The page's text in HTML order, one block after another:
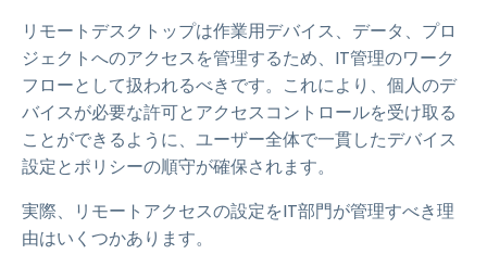
リモートデスクトップは作業用デバイス、データ、プロ
ジェクトへのアクセスを管理するため、IT管理のワーク
フローとして扱われるべきです。これにより、個人のデ
バイスが必要な許可とアクセスコントロールを受け取る
ことができるように、ユーザー全体で一貫したデバイス
設定とポリシーの順守が確保されます。
実際、リモートアクセスの設定をIT部門が管理すべき理
由はいくつかあります。